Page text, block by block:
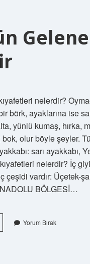
nelerdir?
börk, ayaklarına ise
yünlü kumaş, hırka,
olur böyle şeyler.
sarı
nelerdir? İç
çeşidi vardır: Üçetek-
BÖLGESİ…
Yorum Bırak